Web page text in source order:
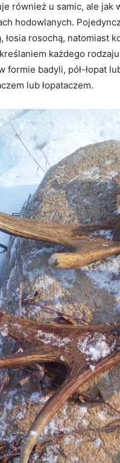
również u samic, ale jak
hodowlanych.
łosia rosochą, natomiast
każdego
formie badyli, pół-łopat
lub łopataczem.